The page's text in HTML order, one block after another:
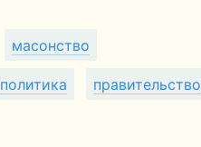
масонство
политика правительство